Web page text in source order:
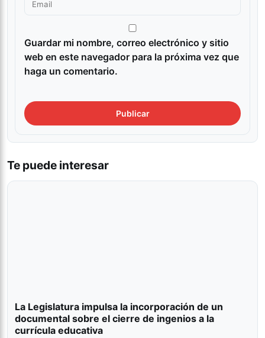
Guardar mi nombre, correo electrónico y sitio
web en este navegador para la próxima vez que
haga un comentario.
Te puede interesar
La Legislatura impulsa la incorporación de un
documental sobre el cierre de ingenios a la
currícula educativa